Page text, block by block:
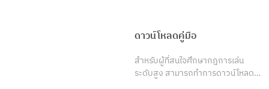
ดาวน์โหลดคู่มือ
สำหรับผู้ที่สนใจศึกษากฎการเล่น
ระดับสูง สามารถทำการดาวน์โหลด…